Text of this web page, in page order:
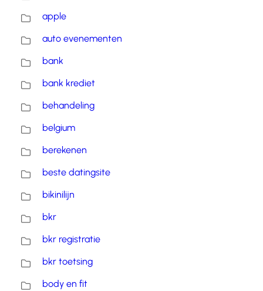
apple
auto evenementen
bank
bank krediet
behandeling
belgium
berekenen
beste datingsite
bikinilijn
bkr
bkr registratie
bkr toetsing
body en fit